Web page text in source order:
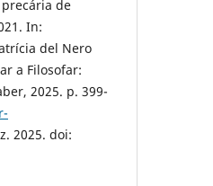
precária de
In:
del Nero
a Filosofar:
2025. p. 399-
2025. doi: